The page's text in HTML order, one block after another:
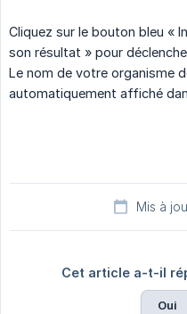
Cliquez sur le bouton bleu «
son résultat » pour
Le nom de votre organisme
automatiquement affiché
Mis à
Cet article a-t-il
Oui